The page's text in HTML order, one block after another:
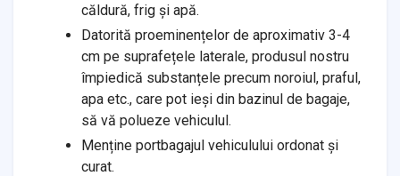
căldură, frig și apă.
Datorită proeminențelor de aproximativ 3-4
cm pe suprafețele laterale, produsul nostru
împiedică substanțele precum noroiul, praful,
apa etc., care pot ieși din bazinul de bagaje,
să vă polueze vehiculul.
Menține portbagajul vehiculului ordonat și
curat.